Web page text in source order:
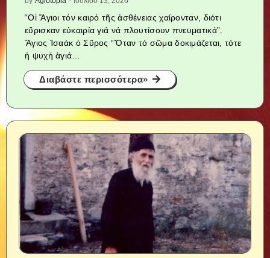
“Οἱ Ἅγιοι τόν καιρό τῆς ἀσθένειας χαίρονταν, διότι
εὔρισκαν εὐκαιρία γιά νά πλουτίσουν πνευματικά”.
Ἅγιος Ἰσαάκ ὁ Σῦρος “Ὅταν τό σῶμα δοκιμάζεται, τότε
ἡ ψυχή ἁγιά…
Διαβάστε περισσότερα»